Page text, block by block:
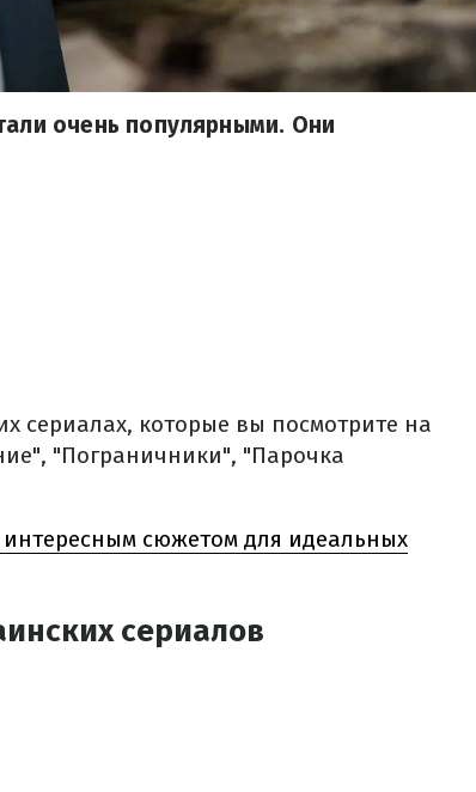
очень популярными. Они
сериалах, которые вы посмотрите на
"Пограничники", "Парочка
сюжетом для идеальных
сериалов